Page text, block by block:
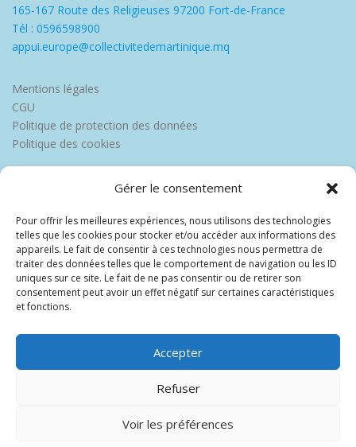
Gérer le consentement
Pour offrir les meilleures expériences, nous utilisons des technologies
telles que les cookies pour stocker et/ou accéder aux informations des
appareils. Le fait de consentir à ces technologies nous permettra de
traiter des données telles que le comportement de navigation ou les ID
uniques sur ce site. Le fait de ne pas consentir ou de retirer son
consentement peut avoir un effet négatif sur certaines caractéristiques
et fonctions.
Accepter
Refuser
Voir les préférences
165-167 Route des Religieuses 97200 Fort-de-France
Tél : 0596598900
appui.europe@collectivitedemartinique.mq
Mentions légales
CGU
Politique de protection des données
Politique des cookies
Copyright © 2026 Europe Martinique